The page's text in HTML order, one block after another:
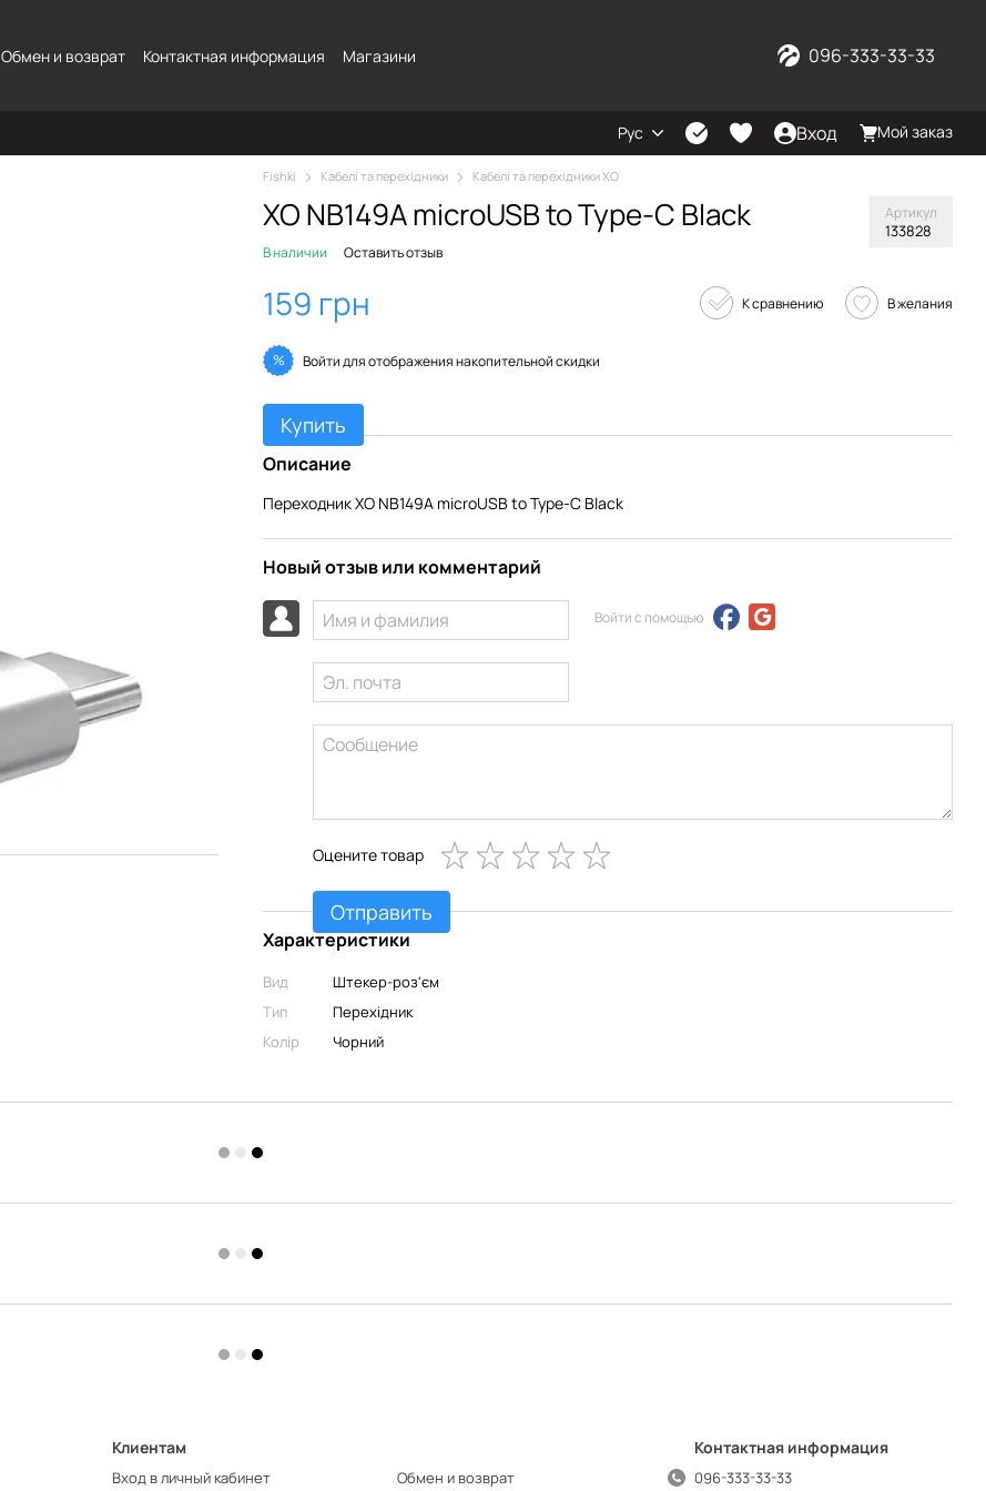
Обмен и возврат Контактная информация Магазини 096-333-33-33
Рус Вход Мой заказ
Fishki Кабелі та перехідники Кабелі та перехідники XO
XO NB149A microUSB to Type-C Black Артикул
133828
В наличии Оставить отзыв
159 грн К сравнению В желания
% Войтидля отображения накопительной скидки
Купить
Описание
Переходник XO NB149A microUSB to Type-C Black
Новый отзыв или комментарий
Войти с помощью
Оцените товар
Отправить
Характеристики
Вид
Штекер-роз'єм
Тип
Перехідник
Колір
Чорний
Клиентам
Вход в личный кабинет Обмен и возврат
Контактная информация
096-333-33-33